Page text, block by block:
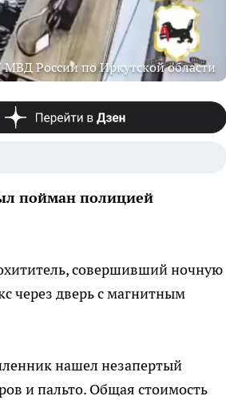
России по Иркутской области
пойман полицией
совершивший ночную
через дверь с магнитным
нашел незапертый
и пальто. Общая стоимость